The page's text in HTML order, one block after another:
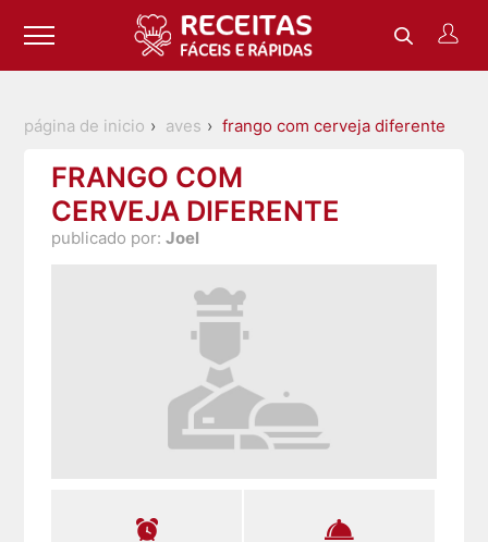
página de inicio aves frango com cerveja diferente
FRANGO COM
CERVEJA DIFERENTE
publicado por:Joel